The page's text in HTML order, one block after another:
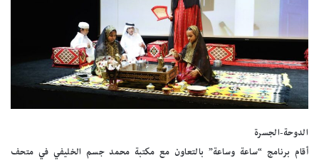
الدوحة-الجسرة
أقام برنامج “ساعة وساعة” بالتعاون مع مكتبة محمد جسم الخليفي في متحف